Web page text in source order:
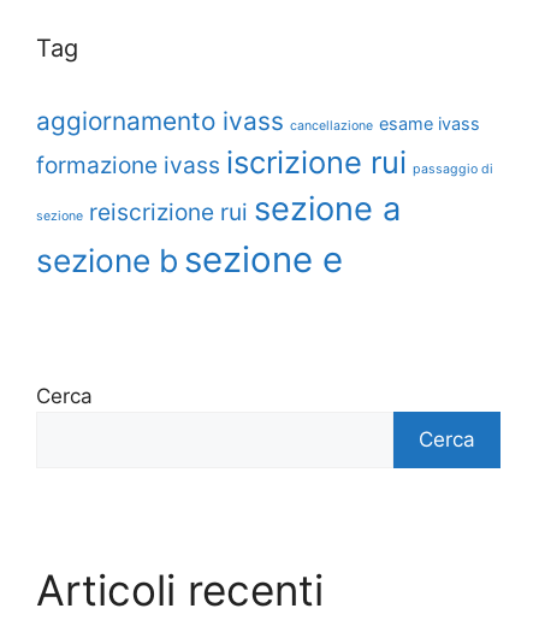
Tag
aggiornamento ivass cancellazione esame ivass
formazione ivass iscrizione rui passaggio di
sezione reiscrizione rui sezione a
sezione b sezione e
Cerca
Cerca
Articoli recenti